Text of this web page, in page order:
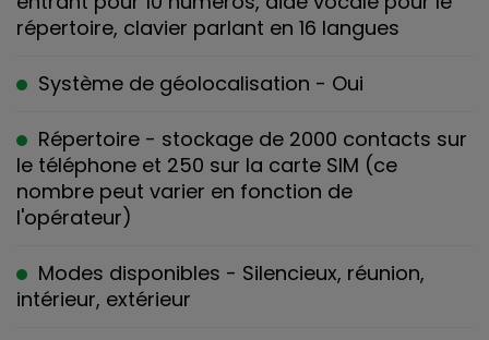
répertoire, clavier parlant en 16 langues
Système de géolocalisation - Oui
Répertoire - stockage de 2000 contacts sur
le téléphone et 250 sur la carte SIM (ce
nombre peut varier en fonction de
l'opérateur)
Modes disponibles - Silencieux, réunion,
intérieur, extérieur